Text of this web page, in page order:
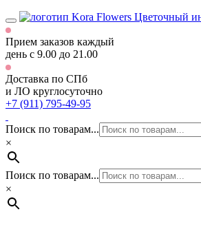
Цветочный
Прием заказов каждый
день с 9.00 до 21.00
Доставка по СПб
и ЛО круглосуточно
+7 (911) 795-49-95
Поиск по товарам...
×
Поиск по товарам...
×